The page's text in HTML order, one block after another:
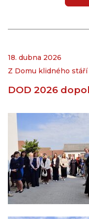
18. dubna 2026
Z Domu klidného stáří
DOD 2026